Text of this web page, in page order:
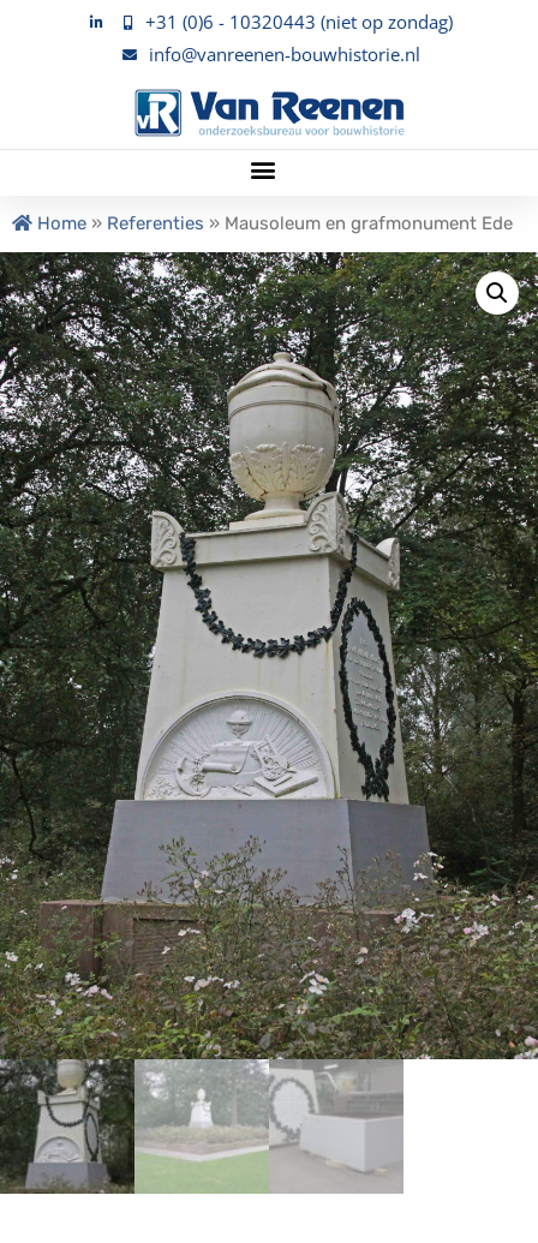
+31 (0)6 - 10320443 (niet op zondag)
info@vanreenen-bouwhistorie.nl
Home » Referenties » Mausoleum en grafmonument Ede